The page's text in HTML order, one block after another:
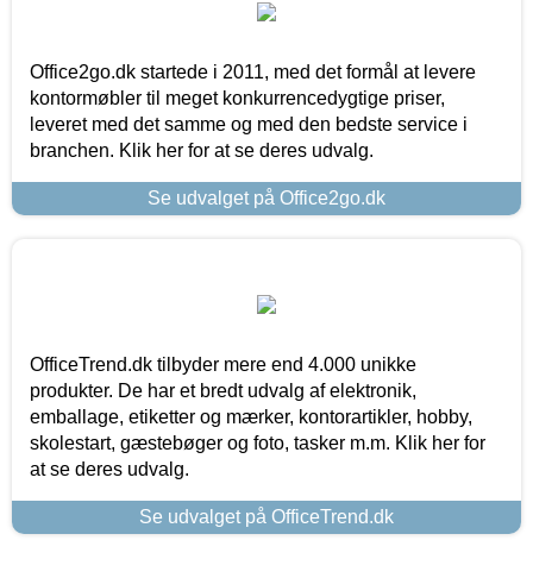
Office2go.dk startede i 2011, med det formål at levere
kontormøbler til meget konkurrencedygtige priser,
leveret med det samme og med den bedste service i
branchen. Klik her for at se deres udvalg.
Se udvalget på Office2go.dk
OfficeTrend.dk tilbyder mere end 4.000 unikke
produkter. De har et bredt udvalg af elektronik,
emballage, etiketter og mærker, kontorartikler, hobby,
skolestart, gæstebøger og foto, tasker m.m. Klik her for
at se deres udvalg.
Se udvalget på OfficeTrend.dk